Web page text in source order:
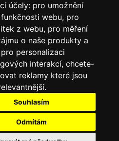
účely: pro umožnění
webu, pro
z webu, pro měření
o naše produkty a
personalizaci
interakcí, chcete-
reklamy které jsou
.
Souhlasím
Odmítám
| 6 NÁSLEDUJÍCÍ
10, 46601 Jablonec nad Nisou,
Republic
dům Tech.info